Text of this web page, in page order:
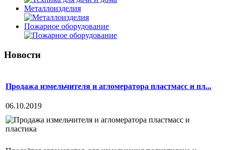
Металлоизделия
Пожарное оборудование
Новости
Продажа измельчителя и агломератора пластмасс и пл...
06.10.2019